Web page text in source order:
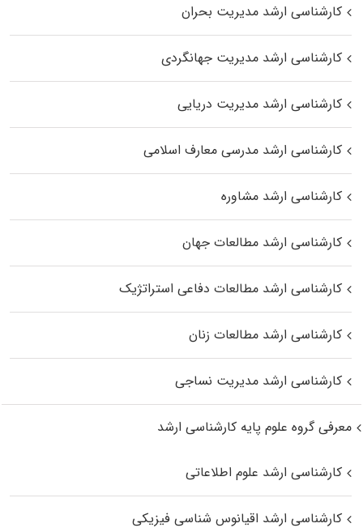
کارشناسی ارشد مدیریت بحران
کارشناسی ارشد مدیریت جهانگردی
کارشناسی ارشد مدیریت دریایی
کارشناسی ارشد مدرسی معارف اسلامی
کارشناسی ارشد مشاوره
کارشناسی ارشد مطالعات جهان
کارشناسی ارشد مطالعات دفاعی استراتژیک
کارشناسی ارشد مطالعات زنان
کارشناسی ارشد مدیریت نساجی
معرفی گروه علوم پایه کارشناسی ارشد
کارشناسی ارشد علوم اطلاعاتی
کارشناسی ارشد اقیانوس‌ شناسی فیزیکی